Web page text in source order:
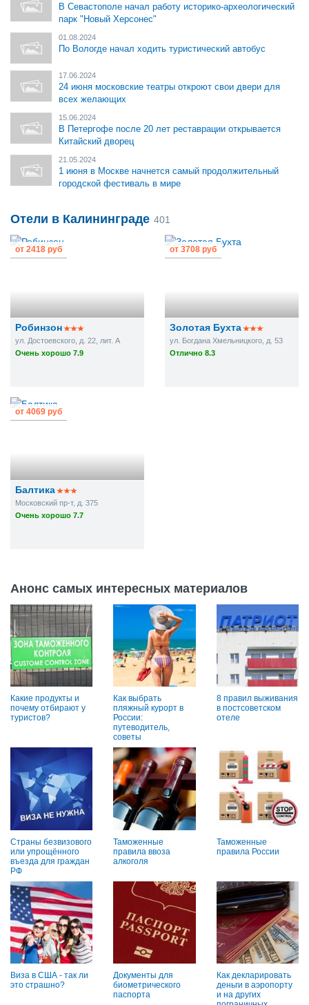
В Севастополе начал работу историко-археологический
парк "Новый Херсонес"
01.08.2024
По Вологде начал ходить туристический автобус
17.06.2024
24 июня московские театры откроют свои двери для
всех желающих
15.06.2024
В Петергофе после 20 лет реставрации открывается
Китайский дворец
21.05.2024
1 июня в Москве начнется самый продолжительный
городской фестиваль в мире
Отели в Калининграде 401
Робинзон
ул. Достоевского, д. 22, лит. A
Очень хорошо 7.9
от 2418 руб
Золотая Бухта
ул. Богдана Хмельницкого, д. 53
Отлично 8.3
от 3708 руб
Балтика
Московский пр-т, д. 375
Очень хорошо 7.7
от 4069 руб
Анонс самых интересных материалов
Какие продукты и
почему отбирают у
туристов?
Как выбрать
пляжный курорт в
России:
путеводитель,
советы
8 правил выживания
в постсоветском
отеле
Страны безвизового
или упрощённого
въезда для граждан
РФ
Таможенные
правила ввоза
алкоголя
Таможенные
правила России
Виза в США - так ли
это страшно?
Документы для
биометрического
паспорта
Как декларировать
деньги в аэропорту
и на других